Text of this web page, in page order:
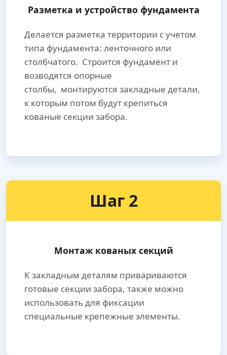
Разметка и устройство фундамента
Делается разметка территории с учетом
типа фундамента: ленточного или
столбчатого. Строится фундамент и
возводятся опорные
столбы, монтируются закладные детали,
к которым потом будут крепиться
кованые секции забора.
Шаг 2
Монтаж кованых секций
К закладным деталям привариваются
готовые секции забора, также можно
использовать для фиксации
специальные крепежные элементы.